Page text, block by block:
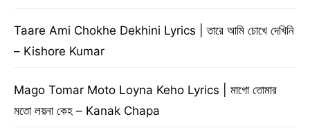
Taare Ami Chokhe Dekhini Lyrics | তারে আমি চোখে দেখিনি
– Kishore Kumar
Mago Tomar Moto Loyna Keho Lyrics | মাগো তোমার
মতো লয়না কেহ – Kanak Chapa